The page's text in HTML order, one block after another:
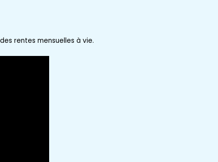
rentes mensuelles à vie.